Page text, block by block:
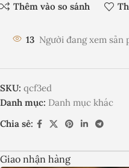
Thêm vào so sánh
13 Người đang xem sản
SKU: qcf3ed
Danh mục: Danh mục khác
Chia sẻ:
Giao nhận hàng